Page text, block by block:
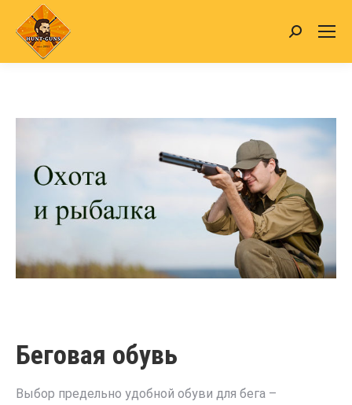
Search:
Беговая обувь
Выбор предельно удобной обуви для бега –